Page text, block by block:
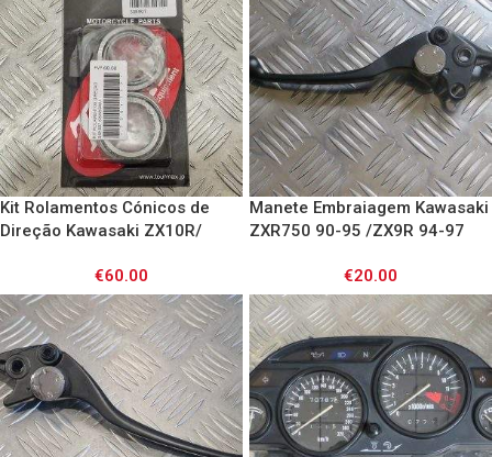
Kit Rolamentos Cónicos de
Direção Kawasaki ZX10R/
ZX9R/ ZZR1100,1200/
Z750,1000 / ER6F
€60.00
Manete Embraiagem Kawasaki
ZXR750 90-95 /ZX9R 94-97
€20.00